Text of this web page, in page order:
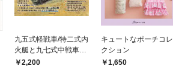
九五式軽戦車/特二式内
火艇と九七式中戦車完
全ガイド
2,200
キュートなポーチコレ
クション
1,650